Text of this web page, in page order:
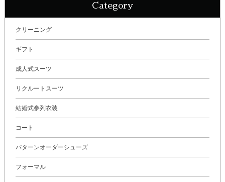
Category
クリーニング
ギフト
成人式スーツ
リクルートスーツ
結婚式参列衣装
コート
パターンオーダーシューズ
フォーマル